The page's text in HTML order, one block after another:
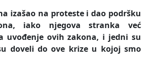
izašao na proteste i dao podršku
iako njegova stranka već
uvođenje ovih zakona, i jedni su
doveli do ove krize u kojoj smo